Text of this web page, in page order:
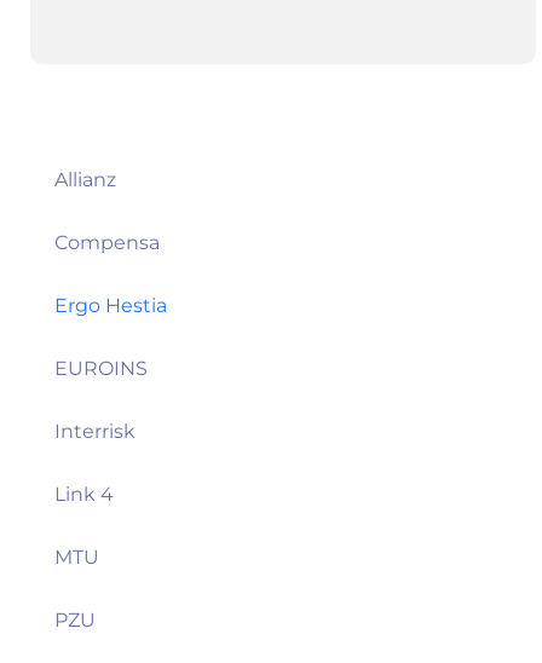
Allianz
Compensa
Ergo Hestia
EUROINS
Interrisk
Link 4
MTU
PZU